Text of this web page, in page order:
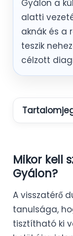
Gyálon a
alatti
aknák és a
teszik
célzott
Mikor kell
Gyálon?
A visszatérő
tanulsága,
tisztítható ki